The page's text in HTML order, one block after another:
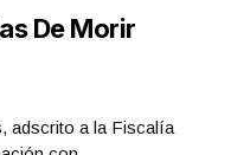
De Morir
adscrito a la Fiscalía